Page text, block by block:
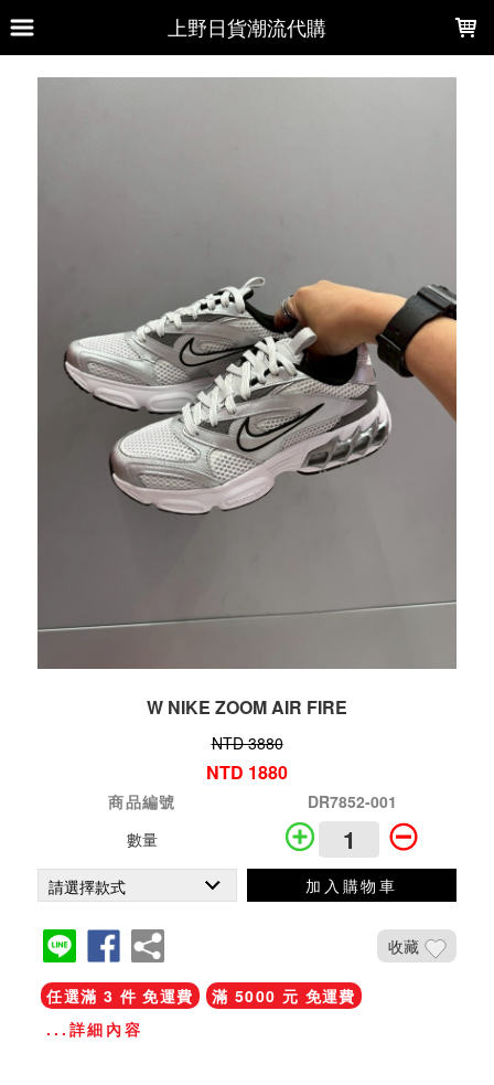
上野日貨潮流代購
W NIKE ZOOM AIR FIRE
NTD 3880
NTD 1880
商品編號
DR7852-001
數量
加入購物車
收藏
任選滿 3 件 免運費
滿 5000 元 免運費
...詳細內容